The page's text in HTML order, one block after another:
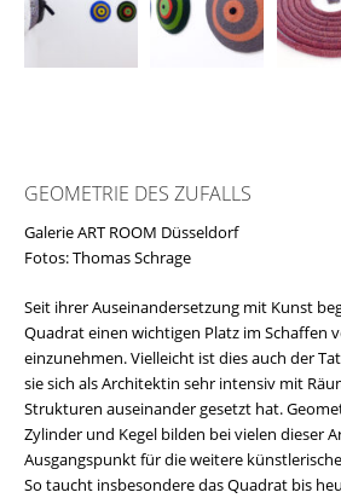
GEOMETRIE DES ZUFALLS
Galerie ART ROOM Düsseldorf
Fotos: Thomas Schrage
Seit ihrer Auseinandersetzung mit Kunst
Quadrat einen wichtigen Platz im Schaffen
einzunehmen. Vielleicht ist dies auch der
sie sich als Architektin sehr intensiv mit
Strukturen auseinander gesetzt hat.
Zylinder und Kegel bilden bei vielen dieser
Ausgangspunkt für die weitere
So taucht insbesondere das Quadrat bis